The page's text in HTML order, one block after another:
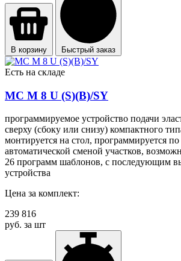
В корзину Быстрый заказ
Есть на складе
MC М 8 U (S)(B)/SY
программируемое устройство подачи
сверху (сбоку или снизу) компактного
монтируется на стол, программируется
автоматической сменой участков,
26 программ шаблонов, с последующим
устройства
Цена за комплект:
239 816
руб. за шт